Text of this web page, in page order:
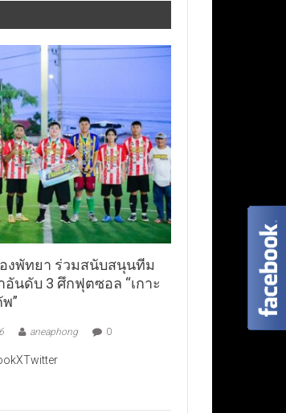
งพัทยา ร่วมสนับสนุนทีม
อันดับ 3 ศึกฟุตซอล “เกาะ
”
aneaphong 0